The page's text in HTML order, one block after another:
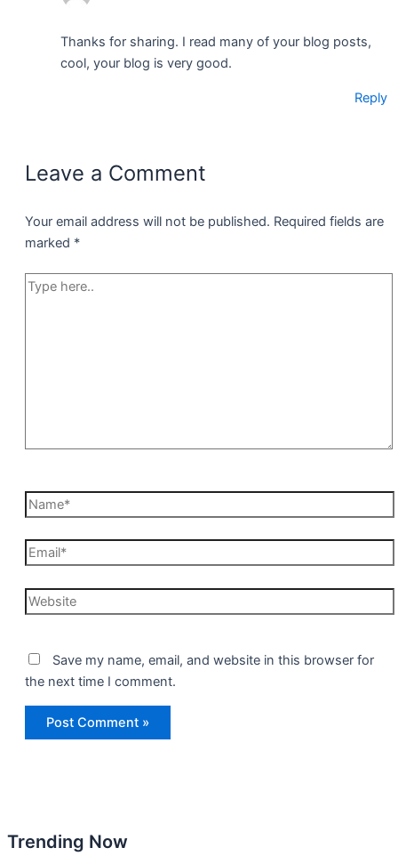
Thanks for sharing. I read many of your blog posts,
cool, your blog is very good.
Reply
Leave a Comment
Your email address will not be published. Required fields are
marked *
Type
Name*
Email*
Website
Save my name, email, and website in this browser for
the next time I comment.
Trending Now